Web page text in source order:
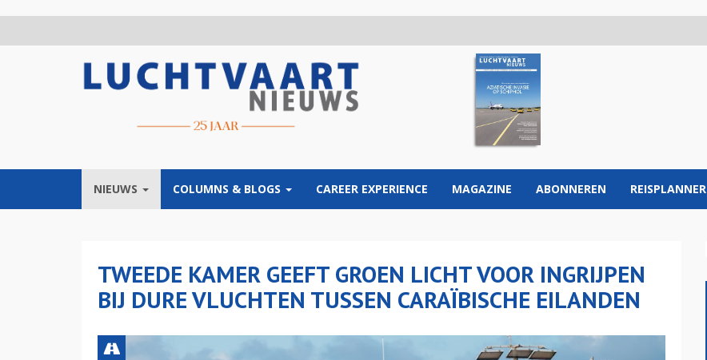
NIEUWS COLUMNS & BLOGS CAREER EXPERIENCE MAGAZINE ABONNEREN REISPLANNER
TWEEDE KAMER GEEFT GROEN LICHT VOOR INGRIJPEN
BIJ DURE VLUCHTEN TUSSEN CARAÏBISCHE EILANDEN